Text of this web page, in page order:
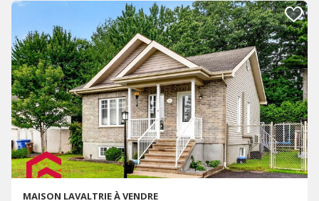
MAISON LAVALTRIE À VENDRE